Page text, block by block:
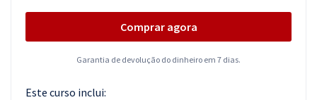
Comprar agora
Garantia de devolução do dinheiro em 7 dias.
Este curso inclui: